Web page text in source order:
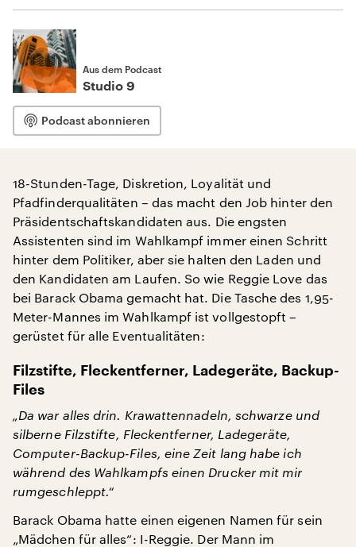
Aus dem Podcast
Studio 9
Podcast abonnieren
18-Stunden-Tage, Diskretion, Loyalität und
Pfadfinderqualitäten – das macht den Job hinter den
Präsidentschaftskandidaten aus. Die engsten
Assistenten sind im Wahlkampf immer einen Schritt
hinter dem Politiker, aber sie halten den Laden und
den Kandidaten am Laufen. So wie Reggie Love das
bei Barack Obama gemacht hat. Die Tasche des 1,95-
Meter-Mannes im Wahlkampf ist vollgestopft –
gerüstet für alle Eventualitäten:
Filzstifte, Fleckentferner, Ladegeräte, Backup-
Files
„Da war alles drin. Krawattennadeln, schwarze und
silberne Filzstifte, Fleckentferner, Ladegeräte,
Computer-Backup-Files, eine Zeit lang habe ich
während des Wahlkampfs einen Drucker mit mir
rumgeschleppt.“
Barack Obama hatte einen eigenen Namen für sein
„Mädchen für alles“: I-Reggie. Der Mann im